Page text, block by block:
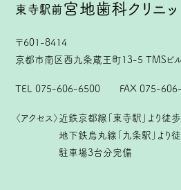
東寺駅前宮地歯科クリニ
〒601-8414
京都市南区西九条蔵王町13-5 TMSビ
TEL 075-606-6500 FAX 075-606-
〈アクセス〉 近鉄京都線「東寺駅」より徒
地下鉄烏丸線「九条駅」より
駐車場3台分完備